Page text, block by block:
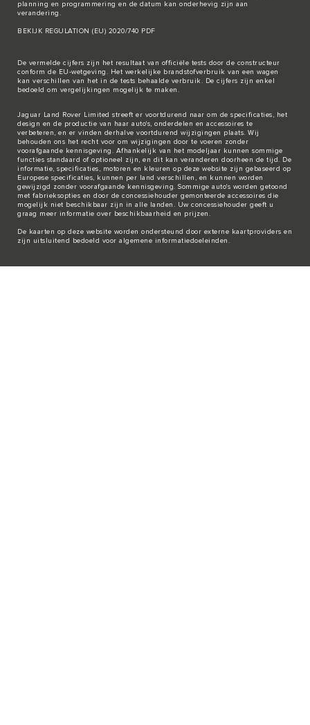
planning en programmering en de datum kan onderhevig zijn aan
verandering.
BEKIJK REGULATION (EU) 2020/740 PDF
De vermelde cijfers zijn het resultaat van officiële tests door de constructeur
conform de EU-wetgeving. Het werkelijke brandstofverbruik van een wagen
kan verschillen van het in de tests behaalde verbruik. De cijfers zijn enkel
bedoeld om vergelijkingen mogelijk te maken.
Jaguar Land Rover Limited streeft er voortdurend naar om de specificaties, het
design en de productie van haar auto's, onderdelen en accessoires te
verbeteren, en er vinden derhalve voortdurend wijzigingen plaats. Wij
behouden ons het recht voor om wijzigingen door te voeren zonder
voorafgaande kennisgeving. Afhankelijk van het modeljaar kunnen sommige
functies standaard of optioneel zijn, en dit kan veranderen doorheen de tijd. De
informatie, specificaties, motoren en kleuren op deze website zijn gebaseerd op
Europese specificaties, kunnen per land verschillen, en kunnen worden
gewijzigd zonder voorafgaande kennisgeving. Sommige auto's worden getoond
met fabrieksopties en door de concessiehouder gemonteerde accessoires die
mogelijk niet beschikbaar zijn in alle landen. Uw concessiehouder geeft u
graag meer informatie over beschikbaarheid en prijzen.
De kaarten op deze website worden ondersteund door externe kaartproviders en
zijn uitsluitend bedoeld voor algemene informatiedoeleinden.